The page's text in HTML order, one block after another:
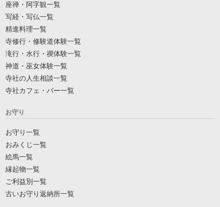
座禅・阿字観一覧
写経・写仏一覧
精進料理一覧
寺修行・修験道体験一覧
滝行・水行・禊体験一覧
神道・巫女体験一覧
寺社の人生相談一覧
寺社カフェ・バー一覧
お守り
お守り一覧
おみくじ一覧
絵馬一覧
縁起物一覧
ご利益別一覧
古いお守り返納所一覧